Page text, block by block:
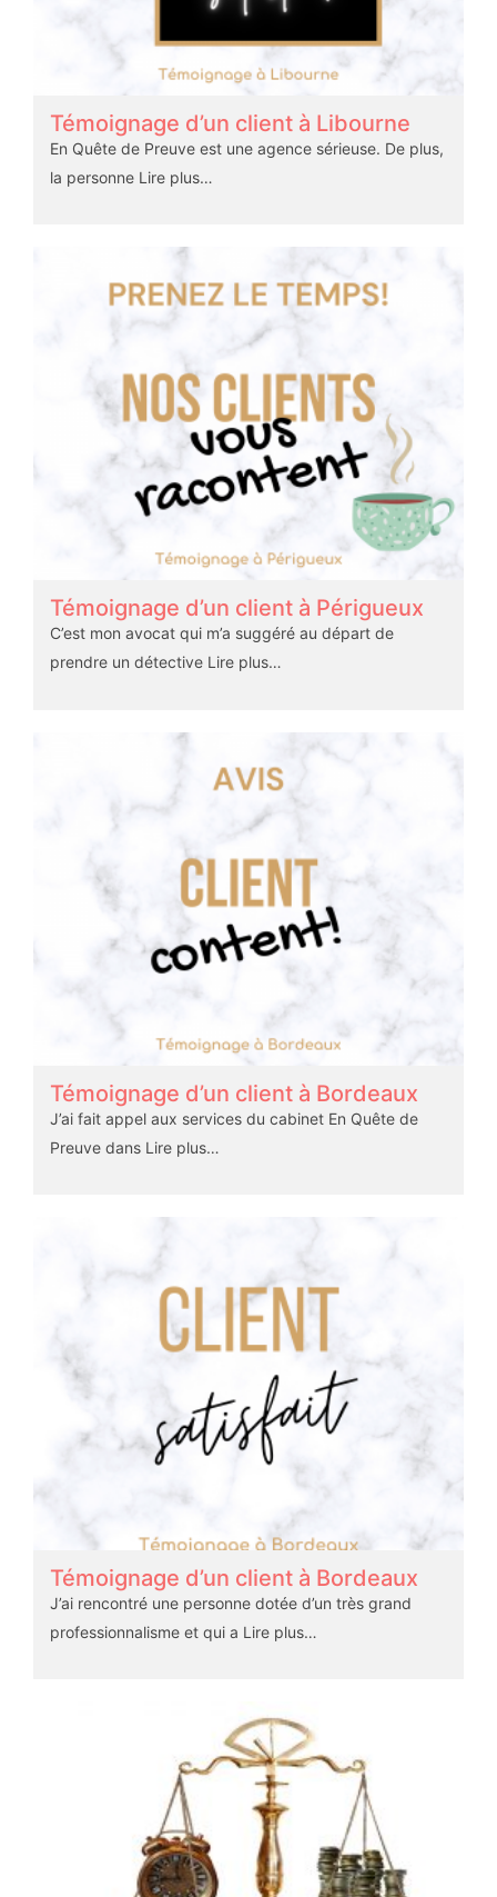
Témoignage d’un client à Libourne
En Quête de Preuve est une agence sérieuse. De plus,
la personne Lire plus…
Témoignage d’un client à Périgueux
C’est mon avocat qui m’a suggéré au départ de
prendre un détective Lire plus…
Témoignage d’un client à Bordeaux
J’ai fait appel aux services du cabinet En Quête de
Preuve dans Lire plus…
Témoignage d’un client à Bordeaux
J’ai rencontré une personne dotée d’un très grand
professionnalisme et qui a Lire plus…